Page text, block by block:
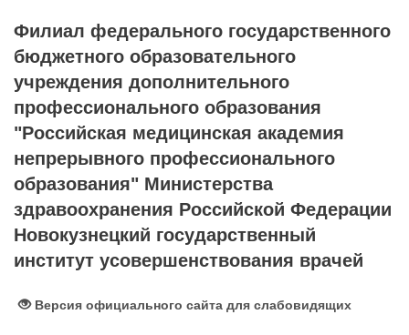
Филиал федерального государственного
бюджетного образовательного
учреждения дополнительного
профессионального образования
"Российская медицинская академия
непрерывного профессионального
образования" Министерства
здравоохранения Российской Федерации
Новокузнецкий государственный
институт усовершенствования врачей
Версия официального сайта для слабовидящих